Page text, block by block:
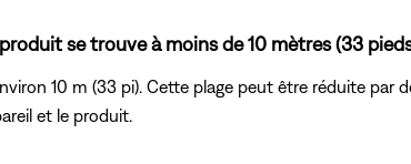
se trouve à moins de 10 mètres (33
10 m (33 pi). Cette plage peut être réduite par
et le produit.